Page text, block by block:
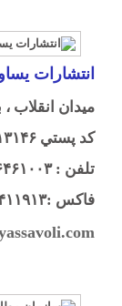
انتشارات
ميدان انقلاب ،
كد پستي ۱۳۱۴۶
تلفن : ۶۶۴۶۱۰۰۳
فاكس :۶۶۴۱۱۹۱۳